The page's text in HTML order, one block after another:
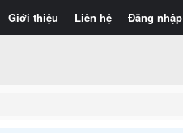
Giới thiệu Liên hệ Đăng nhập